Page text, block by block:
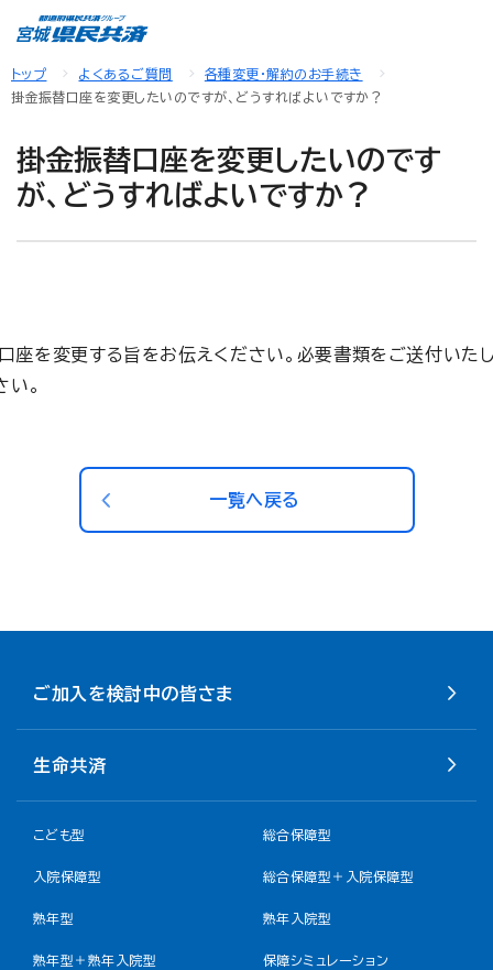
トップ よくあるご質問
各種変更・解約のお手続き
掛金振替口座を変更したいのですが、どうすればよいですか？
掛金振替口座を変更したいのです
が、どうすればよいですか？
を変更する旨をお伝えください。必要書類をご送付いた
い。
一覧へ戻る
ご加入を検討中の皆さま
生命共済
こども型 総合保障型
入院保障型 総合保障型＋入院保障型
熟年型 熟年入院型
熟年型＋熟年入院型 保障シミュレーション